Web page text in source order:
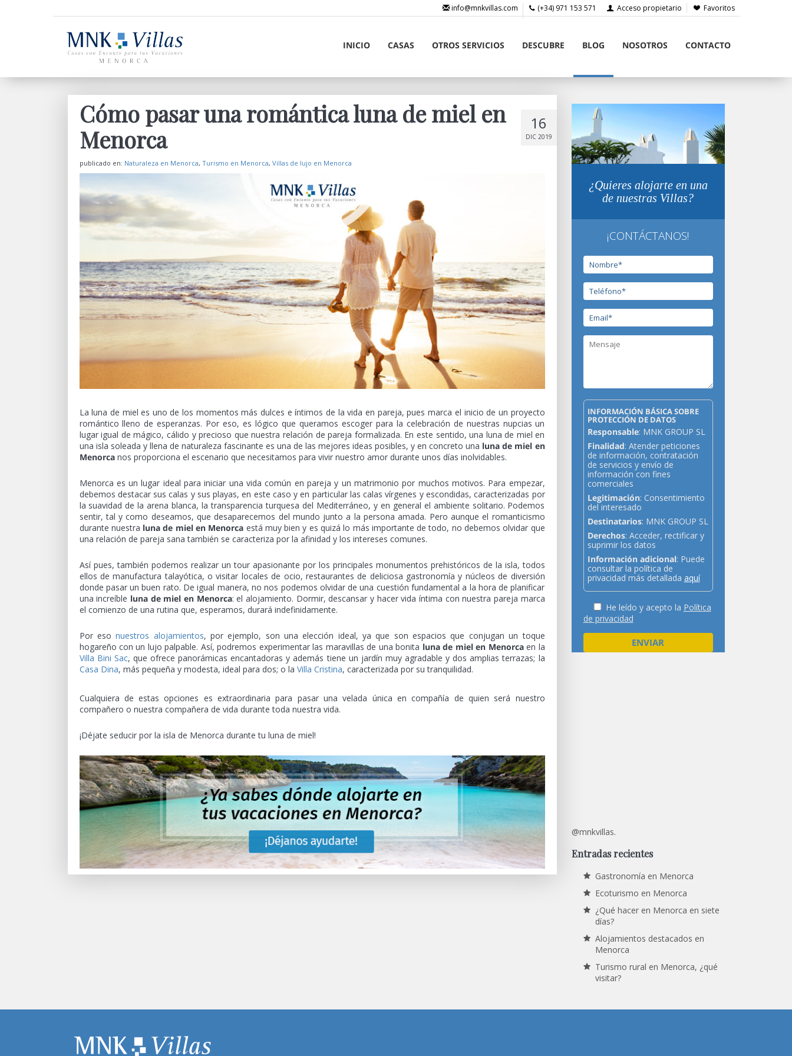
Favoritos
Acceso propietario
(+34) 971 153 571
info@mnkvillas.com
INICIO CASAS OTROS SERVICIOS DESCUBRE BLOG NOSOTROS CONTACTO
16
DIC 2019
Cómo pasar una romántica luna de miel en
Menorca
publicado en: Naturaleza en Menorca, Turismo en Menorca, Villas de lujo en Menorca
La luna de miel es uno de los momentos más dulces e íntimos de la vida en pareja, pues marca el inicio de un proyecto
romántico lleno de esperanzas. Por eso, es lógico que queramos escoger para la celebración de nuestras nupcias un
lugar igual de mágico, cálido y precioso que nuestra relación de pareja formalizada. En este sentido, una luna de miel en
una isla soleada y llena de naturaleza fascinante es una de las mejores ideas posibles, y en concreto una luna de miel en
Menorcanos proporciona el escenario que necesitamos para vivir nuestro amor durante unos días inolvidables.
Menorca es un lugar ideal para iniciar una vida común en pareja y un matrimonio por muchos motivos. Para empezar,
debemos destacar sus calas y sus playas, en este caso y en particular las calas vírgenes y escondidas, caracterizadas por
la suavidad de la arena blanca, la transparencia turquesa del Mediterráneo, y en general el ambiente solitario. Podemos
sentir, tal y como deseamos, que desaparecemos del mundo junto a la persona amada. Pero aunque el romanticismo
durante nuestra luna de miel en Menorca está muy bien y es quizá lo más importante de todo, no debemos olvidar que
una relación de pareja sana también se caracteriza por la afinidad y los intereses comunes.
Así pues, también podemos realizar un tour apasionante por los principales monumentos prehistóricos de la isla, todos
ellos de manufactura talayótica, o visitar locales de ocio, restaurantes de deliciosa gastronomía y núcleos de diversión
donde pasar un buen rato. De igual manera, no nos podemos olvidar de una cuestión fundamental a la hora de planificar
una increíble luna de miel en Menorca: el alojamiento. Dormir, descansar y hacer vida íntima con nuestra pareja marca
el comienzo de una rutina que, esperamos, durará indefinidamente.
Por esonuestros alojamientos, por ejemplo, son una elección ideal, ya que son espacios que conjugan un toque
hogareño con un lujo palpable. Así, podremos experimentar las maravillas de una bonita luna de miel en Menorcaen la
Villa Bini Sac, que ofrece panorámicas encantadoras y además tiene un jardín muy agradable y dos amplias terrazas; la
Casa Dina, más pequeña y modesta, ideal para dos; o la Villa Cristina, caracterizada por su tranquilidad.
Cualquiera de estas opciones es extraordinaria para pasar una velada única en compañía de quien será nuestro
compañero o nuestra compañera de vida durante toda nuestra vida.
¡Déjate seducir por la isla de Menorca durante tu luna de miel!
¿Quieres alojarte en una
de nuestras Villas?
¡CONTÁCTANOS!
INFORMACIÓN BÁSICA SOBRE
PROTECCIÓN DE DATOS
Responsable: MNK GROUP SL
Finalidad: Atender peticiones
de información, contratación
de servicios y envío de
información con fines
comerciales
Legitimación: Consentimiento
del interesado
Destinatarios: MNK GROUP SL
Derechos: Acceder, rectificar y
suprimir los datos
Información adicional: Puede
consultar la política de
privacidad más detallada aquí
He leído y acepto la Política
de privacidad
@mnkvillas.
Entradas recientes
Gastronomía en Menorca
Ecoturismo en Menorca
¿Qué hacer en Menorca en siete
días?
Alojamientos destacados en
Menorca
Turismo rural en Menorca, ¿qué
visitar?